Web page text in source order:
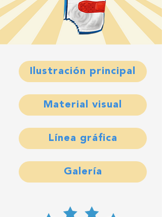
Ilustración principal
Material visual
Línea gráfica
Galería